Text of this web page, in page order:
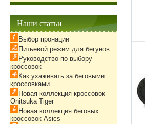
Наши статьи
Выбор пронации
Питьевой режим для бегунов
Руководство по выбору
кроссовок
Как ухаживать за беговыми
кроссовками
Новая коллекция кроссовок
Onitsuka Tiger
Новая коллекция беговых
кроссовок Asics